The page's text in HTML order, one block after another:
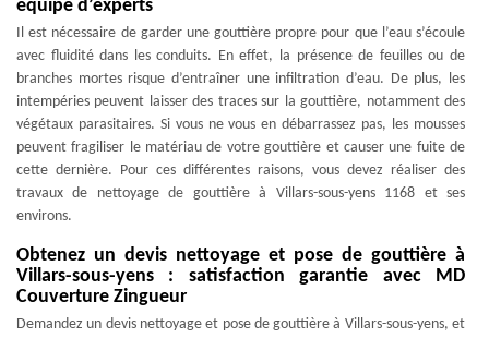
équipe d’experts
Il est nécessaire de garder une gouttière propre pour que l’eau s’écoule
avec fluidité dans les conduits. En effet, la présence de feuilles ou de
branches mortes risque d’entraîner une infiltration d’eau. De plus, les
intempéries peuvent laisser des traces sur la gouttière, notamment des
végétaux parasitaires. Si vous ne vous en débarrassez pas, les mousses
peuvent fragiliser le matériau de votre gouttière et causer une fuite de
cette dernière. Pour ces différentes raisons, vous devez réaliser des
travaux de nettoyage de gouttière à Villars-sous-yens 1168 et ses
environs.
Obtenez un devis nettoyage et pose de gouttière à
Villars-sous-yens : satisfaction garantie avec MD
Couverture Zingueur
Demandez un devis nettoyage et pose de gouttière à Villars-sous-yens, et